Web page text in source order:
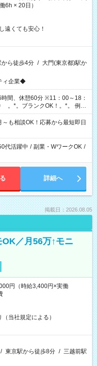
6h × 20日）
くても安心！
から徒歩4分 / 大門(東京都)駅か
企業◆
間、休憩60分 ※11：00～18：
え
ールセンター/受付/販売/カフェ
ロント/化粧品販売/など 様々な
す♪
も相談OK！応募から最短即日
代活躍中 / 副業・WワークOK /
詳細へ
掲載日：2026.08.05
OK／月56万↑モニ
円（時給3,400円×実働
当社規定による）
/ 東京駅から徒歩8分 / 三越前駅